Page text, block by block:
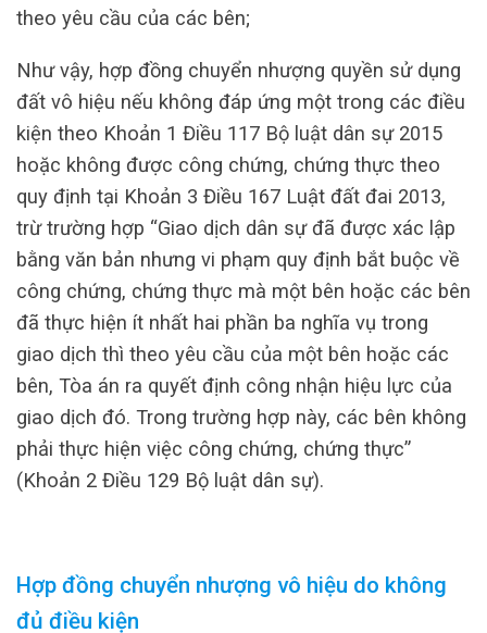
theo yêu cầu của các bên;
Như vậy, hợp đồng chuyển nhượng quyền sử dụng
đất vô hiệu nếu không đáp ứng một trong các điều
kiện theo Khoản 1 Điều 117 Bộ luật dân sự 2015
hoặc không được công chứng, chứng thực theo
quy định tại Khoản 3 Điều 167 Luật đất đai 2013,
trừ trường hợp “Giao dịch dân sự đã được xác lập
bằng văn bản nhưng vi phạm quy định bắt buộc về
công chứng, chứng thực mà một bên hoặc các bên
đã thực hiện ít nhất hai phần ba nghĩa vụ trong
giao dịch thì theo yêu cầu của một bên hoặc các
bên, Tòa án ra quyết định công nhận hiệu lực của
giao dịch đó. Trong trường hợp này, các bên không
phải thực hiện việc công chứng, chứng thực”
(Khoản 2 Điều 129 Bộ luật dân sự).
Hợp đồng chuyển nhượng vô hiệu do không
đủ điều kiện